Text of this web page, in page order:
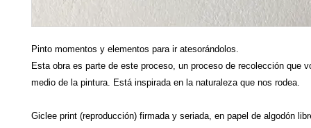
Pinto momentos y elementos para ir atesorándolos.
Esta obra es parte de este proceso, un proceso de recolección que
medio de la pintura. Está inspirada en la naturaleza que nos rodea.
Giclee print (reproducción) firmada y seriada, en papel de algodón